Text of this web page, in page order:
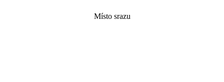
Místo srazu